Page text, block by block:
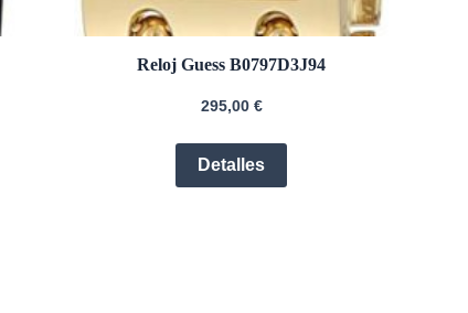
Reloj Guess B0797D3J94
295,00 €
Detalles